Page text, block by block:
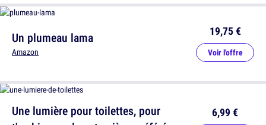
Un plumeau lama
Amazon
19,75 €
Voir l'offre
Une lumière pour toilettes, pour
6,99 €